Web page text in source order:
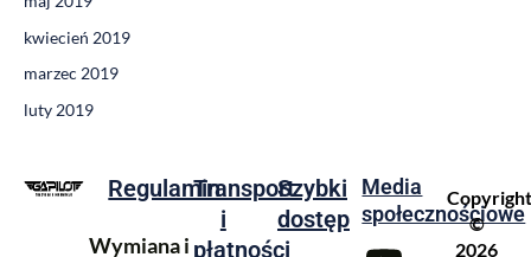
kwiecień 2019
marzec 2019
luty 2019
Regulamin
Wymiana i
Transport
i
płatności
Szybki
dostęp
Media
społecznościowe
Copyright
©
2026